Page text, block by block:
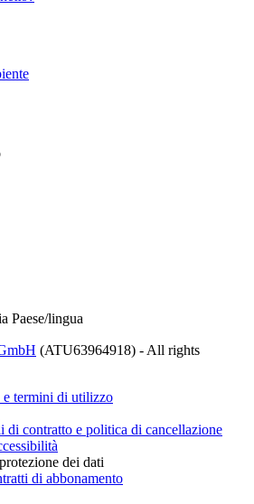
Paese/lingua
(ATU63964918) - All rights
termini di utilizzo
di contratto e politica di cancellazione
dei dati
di abbonamento